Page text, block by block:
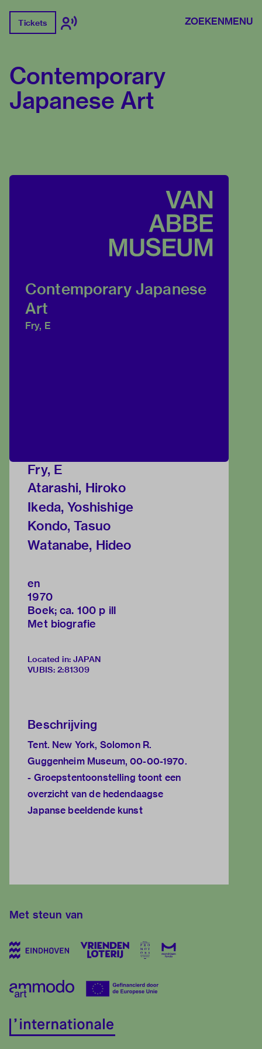
Tickets ZOEKENMENU
Contemporary
Japanese Art
Contemporary Japanese
Art
Fry, E
Fry, E
Atarashi, Hiroko
Ikeda, Yoshishige
Kondo, Tasuo
Watanabe, Hideo
en
1970
Boek; ca. 100 p ill
Met biografie
Located in: JAPAN
VUBIS: 2:81309
Beschrijving
Tent. New York, Solomon R.
Guggenheim Museum, 00-00-1970.
- Groepstentoonstelling toont een
overzicht van de hedendaagse
Japanse beeldende kunst
Met steun van